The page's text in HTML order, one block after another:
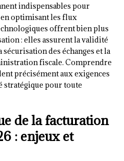
indispensables pour
optimisant les flux
offrent bien plus
: elles assurent la validité
des échanges et la
fiscale. Comprendre
précisément aux exigences
stratégique pour toute
de la facturation
: enjeux et